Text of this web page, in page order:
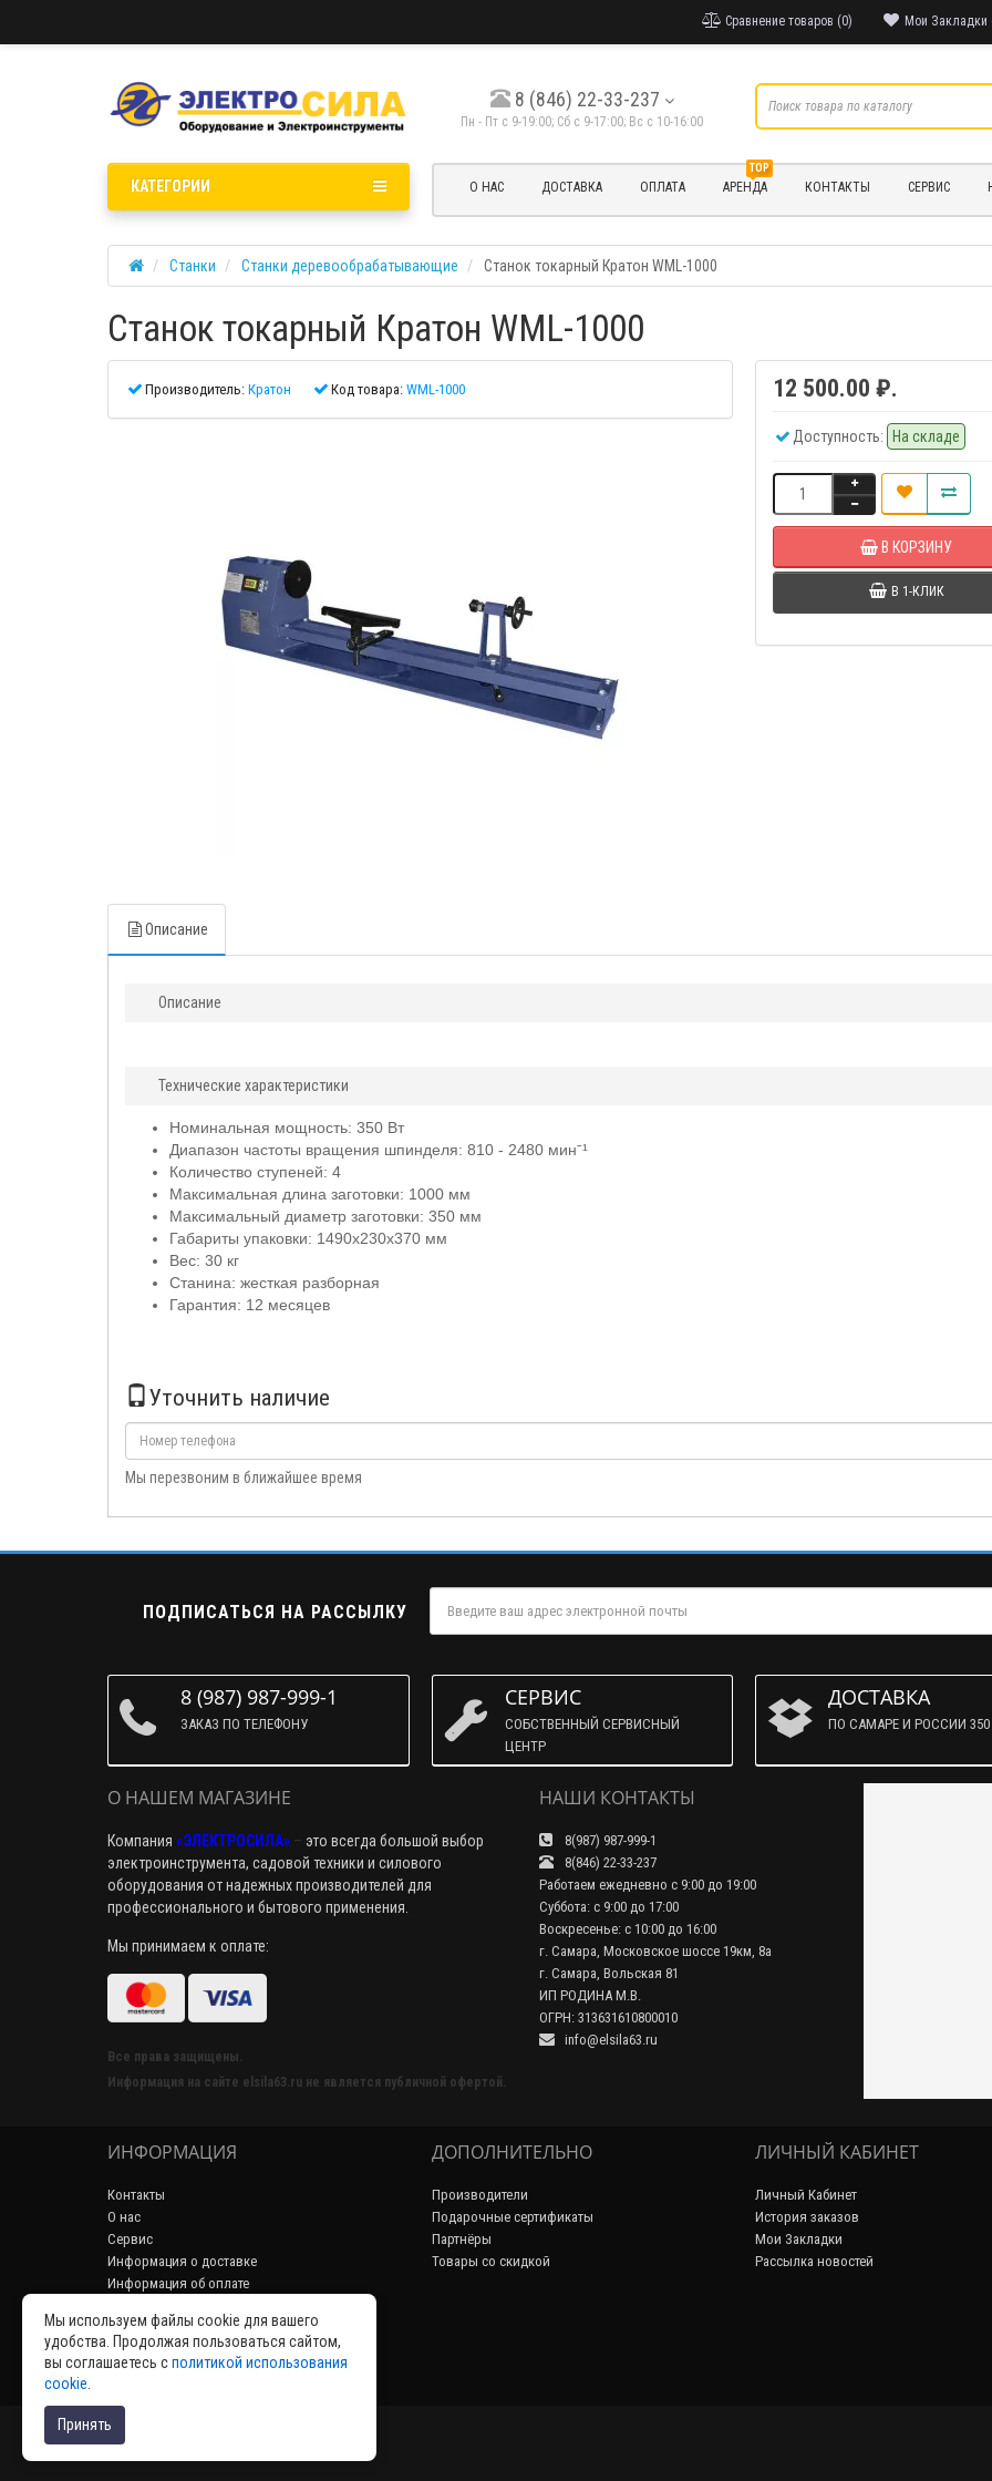
Мои Закладки
Сравнение товаров (0)
8 (846) 22-33-237
Пн - Пт с 9-19:00; Cб с 9-17:00; Вс с 10-16:00
О НАС ДОСТАВКА ОПЛАТА
TOP
АРЕНДА КОНТАКТЫ СЕРВИС
КАТЕГОРИИ
Станки Станки деревообрабатывающие Станок токарный Кратон WML-1000
Станок токарный Кратон WML-1000
Производитель: Кратон Код товара: WML-1000 12 500.00 ₽.
Доступность: На складе
В КОРЗИНУ
В 1-КЛИК
Описание
Описание
Технические характеристики
Номинальная мощность: 350 Вт
Диапазон частоты вращения шпинделя: 810 - 2480 минˉ¹
Количество ступеней: 4
Максимальная длина заготовки: 1000 мм
Максимальный диаметр заготовки: 350 мм
Габариты упаковки: 1490х230х370 мм
Вес: 30 кг
Станина: жесткая разборная
Гарантия: 12 месяцев
Уточнить наличие
Мы перезвоним в ближайшее время
ПОДПИСАТЬСЯ НА РАССЫЛКУ
8 (987) 987-999-1
ЗАКАЗ ПО ТЕЛЕФОНУ
СЕРВИС
СОБСТВЕННЫЙ СЕРВИСНЫЙ
ЦЕНТР
ДОСТАВКА
ПО САМАРЕ И РОССИИ 350
О НАШЕМ МАГАЗИНЕ
Компания «ЭЛЕКТРОСИЛА» – это всегда большой выбор
электроинструмента, садовой техники и силового
оборудования от надежных производителей для
профессионального и бытового применения.
Мы принимаем к оплате:
Все права защищены.
Информация на сайте elsila63.ru не является публичной офертой.
НАШИ КОНТАКТЫ
8(987) 987-999-1
8(846) 22-33-237
Работаем ежедневно с 9:00 до 19:00
Суббота: с 9:00 до 17:00
Воскресенье: с 10:00 до 16:00
г. Самара, Московское шоссе 19км, 8а
г. Самара, Вольская 81
ИП РОДИНА М.В.
ОГРН: 313631610800010
info@elsila63.ru
ИНФОРМАЦИЯ
Контакты
О нас
Сервис
Информация о доставке
Информация об оплате
Политика конфиденциальности
Возврат товара
Аренда
ДОПОЛНИТЕЛЬНО
Производители
Подарочные сертификаты
Партнёры
Товары со скидкой
ЛИЧНЫЙ КАБИНЕТ
Личный Кабинет
История заказов
Мои Закладки
Рассылка новостей
Мы используем файлы cookie для вашего
удобства. Продолжая пользоваться сайтом,
вы соглашаетесь сполитикой использования
cookie
Принять